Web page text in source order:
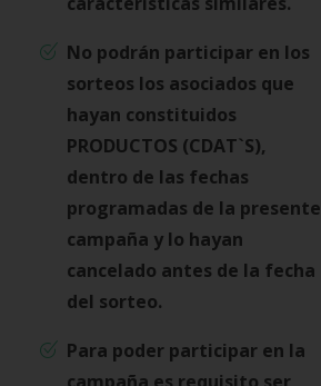
No podrán participar en los
sorteos los asociados que
hayan constituidos
PRODUCTOS (CDAT`S),
dentro de las fechas
programadas de la presente
campaña y lo hayan
cancelado antes de la fecha
del sorteo.
Para poder participar en la